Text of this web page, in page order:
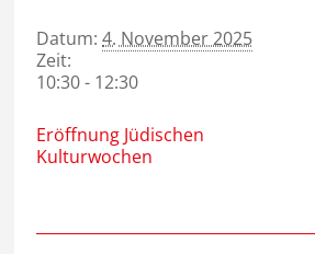
Datum: 4. November 2025
Zeit:
10:30 - 12:30
Eröffnung Jüdischen
Kulturwochen